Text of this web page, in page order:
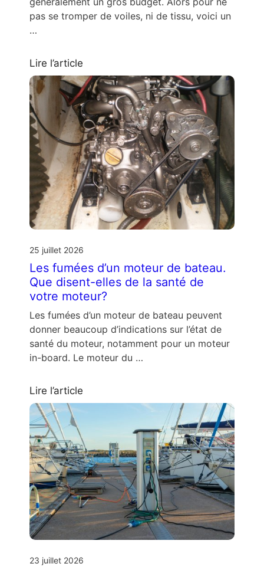
pas se tromper de voiles, ni de tissu, voici un
…
Lire l’article
25 juillet 2026
Les fumées d’un moteur de bateau.
Que disent-elles de la santé de
votre moteur?
Les fumées d’un moteur de bateau peuvent
donner beaucoup d’indications sur l’état de
santé du moteur, notamment pour un moteur
in-board. Le moteur du …
Lire l’article
23 juillet 2026